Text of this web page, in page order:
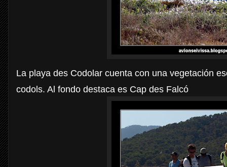
La playa des Codolar cuenta con una vegetación
codols. Al fondo destaca es Cap des Falcó